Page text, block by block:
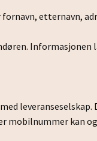
etternavn,
leveranseselskap.
mobilnummer kan